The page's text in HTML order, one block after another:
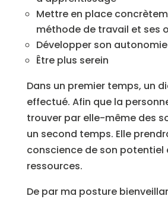
Mettre en place
méthode de travail et ses
Développer son autonomie
Être plus serein
Dans un premier temps, un
effectué. Afin que la
trouver par elle-même des
un second temps. Elle
conscience de son potentiel
ressources.
De par ma posture